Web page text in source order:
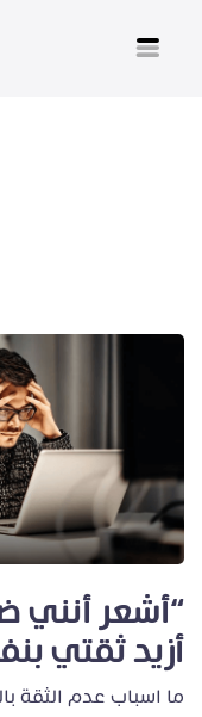
“أشعر
أزيد ثقتي
ما اسباب عدم الثقة